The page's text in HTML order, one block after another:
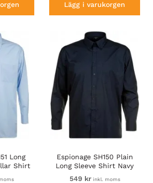
Lägg i varukorgen
Long
Shirt
Espionage SH150 Plain
Long Sleeve Shirt Navy
549 krinkl. moms